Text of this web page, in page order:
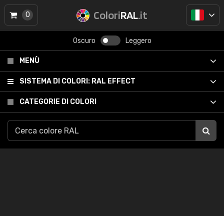
ColoriRAL.it
Oscuro Leggero
MENÙ
SISTEMA DI COLORI: RAL EFFECT
CATEGORIE DI COLORI
0